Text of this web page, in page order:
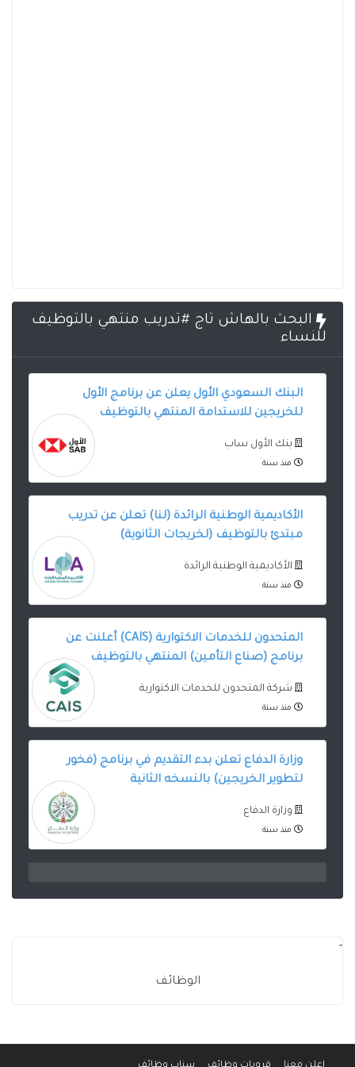
البحث بالهاش تاج #تدريب منتهي بالتوظيف
للنساء
البنك السعودي الأول يعلن عن برنامج الأول
للخريجين للاستدامة المنتهي بالتوظيف
بنك الأول ساب
منذ سنة
الأكاديمية الوطنية الرائدة (لنا) تعلن عن تدريب
مبتدئ بالتوظيف (لخريجات الثانوية)
الأكاديمية الوطنية الرائدة
منذ سنة
المتحدون للخدمات الاكتوارية (CAIS) أعلنت عن
برنامج (صناع التأمين) المنتهي بالتوظيف
شركة المتحدون للخدمات الاكتوارية
منذ سنة
وزارة الدفاع تعلن بدء التقديم في برنامج (فخور
لتطوير الخريجين) بالنسخه الثانية
وزارة الدفاع
منذ سنة
-
الوظائف